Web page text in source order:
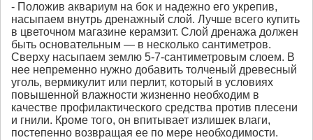
- Положив аквариум на бок и надежно его укрепив,
насыпаем внутрь дренажный слой. Лучше всего купить
в цветочном магазине керамзит. Слой дренажа должен
быть основательным — в несколько сантиметров.
Сверху насыпаем землю 5-7-сантиметровым слоем. В
нее непременно нужно добавить толченый древесный
уголь, вермикулит или перлит, который в условиях
повышенной влажности жизненно необходим в
качестве профилактического средства против плесени
и гнили. Кроме того, он впитывает излишек влаги,
постепенно возвращая ее по мере необходимости.